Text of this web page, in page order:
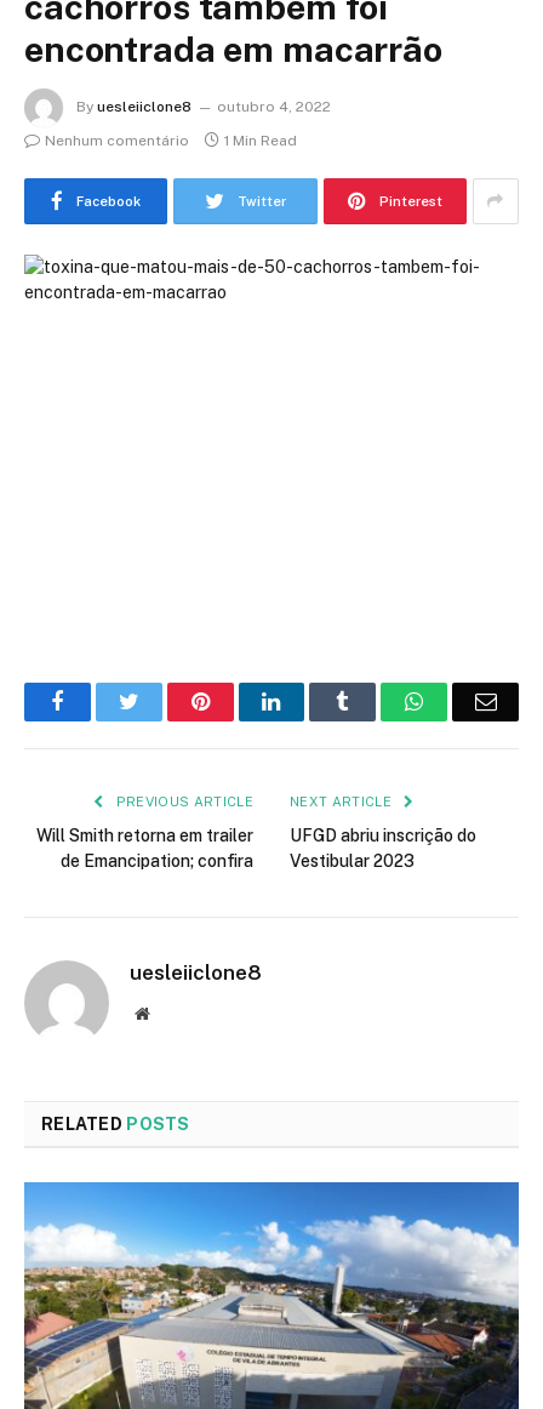
encontrada em macarrão
By uesleiiclone8
outubro 4, 2022
Nenhum comentário
1 Min Read
Facebook Twitter Pinterest
FacebookTwitter PinterestLinkedIn Tumblr WhatsApp
PREVIOUS ARTICLE
Will Smith retorna em trailer
de Emancipation; confira
NEXT ARTICLE
UFGD abriu inscrição do
Vestibular 2023
uesleiiclone8
Website
RELATED POSTS